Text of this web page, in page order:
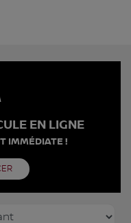
EN LIGNE
IMMÉDIATE !